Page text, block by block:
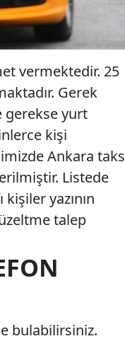
vermektedir. 25
Gerek
gerekse yurt
kişi
Ankara
Listede
yazının
talep
bulabilirsiniz.